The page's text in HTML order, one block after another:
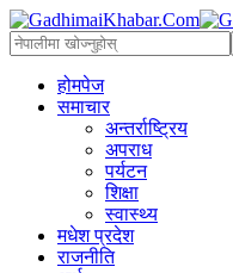
होमपेज
समाचार
अन्तर्राष्ट्रिय
अपराध
पर्यटन
शिक्षा
स्वास्थ्य
मधेश प्रदेश
राजनीति